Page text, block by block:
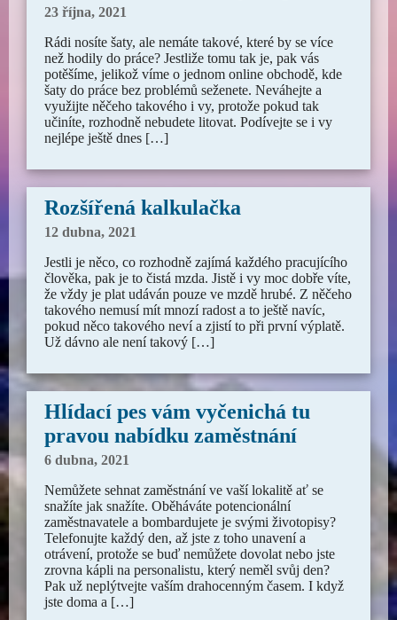
23 října, 2021
Rádi nosíte šaty, ale nemáte takové, které by se více
než hodily do práce? Jestliže tomu tak je, pak vás
potěšíme, jelikož víme o jednom online obchodě, kde
šaty do práce bez problémů seženete. Neváhejte a
využijte něčeho takového i vy, protože pokud tak
učiníte, rozhodně nebudete litovat. Podívejte se i vy
nejlépe ještě dnes […]
Rozšířená kalkulačka
12 dubna, 2021
Jestli je něco, co rozhodně zajímá každého pracujícího
člověka, pak je to čistá mzda. Jistě i vy moc dobře víte,
že vždy je plat udáván pouze ve mzdě hrubé. Z něčeho
takového nemusí mít mnozí radost a to ještě navíc,
pokud něco takového neví a zjistí to při první výplatě.
Už dávno ale není takový […]
Hlídací pes vám vyčenichá tu
pravou nabídku zaměstnání
6 dubna, 2021
Nemůžete sehnat zaměstnání ve vaší lokalitě ať se
snažíte jak snažíte. Oběháváte potencionální
zaměstnavatele a bombardujete je svými životopisy?
Telefonujte každý den, až jste z toho unavení a
otrávení, protože se buď nemůžete dovolat nebo jste
zrovna kápli na personalistu, který neměl svůj den?
Pak už neplýtvejte vaším drahocenným časem. I když
jste doma a […]